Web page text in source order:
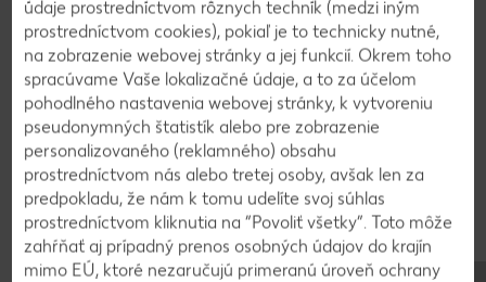
1
Hrušky a jablká ošúpeme, rozkrojíme na štvrtiny,
odstránime jadrovník a ovocie nakrájame na
kocky. V hrnci rozpustíme cukor, mierne ho
skaramelizujeme a zalejeme jablkovým cidrom.
Pridáme ovocie, prikryjeme a varíme 10 až 15
minút, v prípade potreby rozmixujeme na pyré a
ochutíme medom a čili.
údaje prostredníctvom rôznych techník (medzi iným
prostredníctvom cookies), pokiaľ je to technicky nutné,
na zobrazenie webovej stránky a jej funkcií. Okrem toho
spracúvame Vaše lokalizačné údaje, a to za účelom
pohodlného nastavenia webovej stránky, k vytvoreniu
pseudonymných štatistík alebo pre zobrazenie
personalizovaného (reklamného) obsahu
prostredníctvom nás alebo tretej osoby, avšak len za
predpokladu, že nám k tomu udelíte svoj súhlas
prostredníctvom kliknutia na “Povoliť všetky”. Toto môže
zahŕňať aj prípadný prenos osobných údajov do krajín
mimo EÚ, ktoré nezaručujú primeranú úroveň ochrany